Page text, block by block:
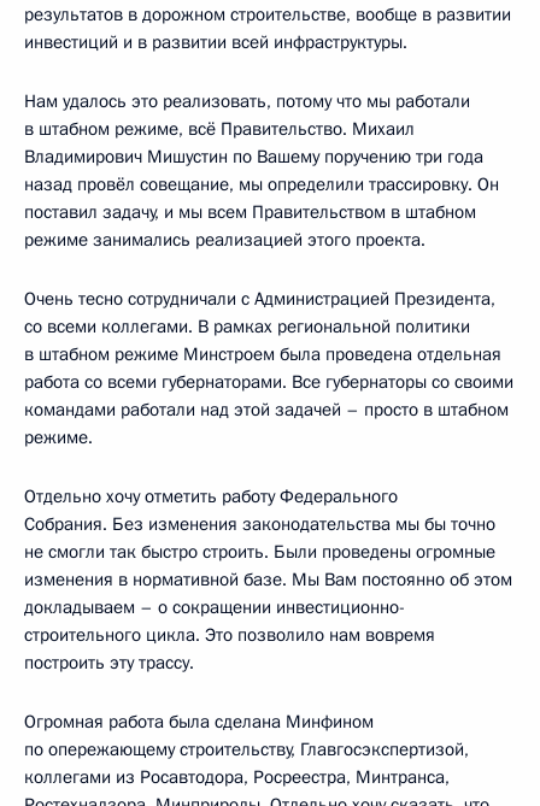
результатов в дорожном строительстве, вообще в развитии
инвестиций и в развитии всей инфраструктуры.
Нам удалось это реализовать, потому что мы работали
в штабном режиме, всё Правительство. Михаил
Владимирович Мишустин по Вашему поручению три года
назад провёл совещание, мы определили трассировку. Он
поставил задачу, и мы всем Правительством в штабном
режиме занимались реализацией этого проекта.
Очень тесно сотрудничали с Администрацией Президента,
со всеми коллегами. В рамках региональной политики
в штабном режиме Минстроем была проведена отдельная
работа со всеми губернаторами. Все губернаторы со своими
командами работали над этой задачей – просто в штабном
режиме.
Отдельно хочу отметить работу Федерального
Собрания. Без изменения законодательства мы бы точно
не смогли так быстро строить. Были проведены огромные
изменения в нормативной базе. Мы Вам постоянно об этом
докладываем – о сокращении инвестиционно-
строительного цикла. Это позволило нам вовремя
построить эту трассу.
Огромная работа была сделана Минфином
по опережающему строительству, Главгосэкспертизой,
коллегами из Росавтодора, Росреестра, Минтранса,